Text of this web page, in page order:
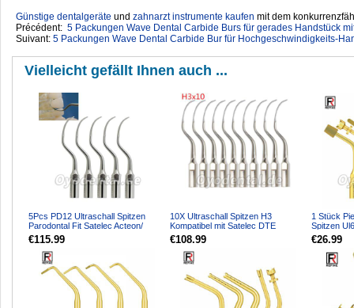
Günstige dentalgeräte ‎ und zahnarzt instrumente kaufen mit dem
Précédent: 5 Packungen Wave Dental Carbide Burs für gerades Handstück
Suivant: 5 Packungen Wave Dental Carbide Bur für Hochgeschwindigkeits-
Vielleicht gefällt Ihnen auch ...
5Pcs PD12 Ultraschall Spitzen
Parodontal Fit Satelec Acteon/
woodpecker DTE Ultr...
€115.99
10X Ultraschall Spitzen H3
Kompatibel mit Satelec DTE
Ultraschall Handstück
€108.99
1 Stück
Spitzen
für
€26.99